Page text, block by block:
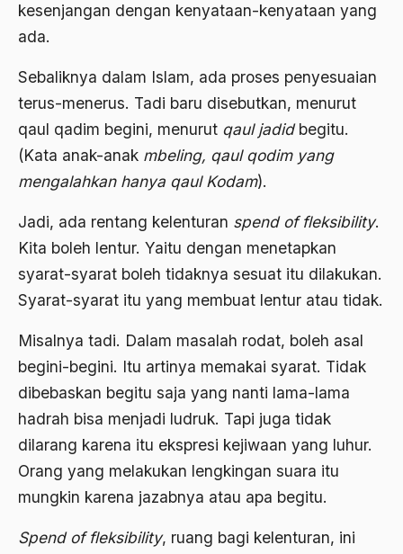
kesenjangan dengan kenyataan-kenyataan yang
ada.
Sebaliknya dalam Islam, ada proses penyesuaian
terus-menerus. Tadi baru disebutkan, menurut
qaul qadim begini, menurut qaul jadidbegitu.
(Kata anak-anak mbeling, qaul qodim yang
mengalahkan hanya qaul Kodam).
Jadi, ada rentang kelenturan spend of fleksibility.
Kita boleh lentur. Yaitu dengan menetapkan
syarat-syarat boleh tidaknya sesuat itu dilakukan.
Syarat-syarat itu yang membuat lentur atau tidak.
Misalnya tadi. Dalam masalah rodat, boleh asal
begini-begini. Itu artinya memakai syarat. Tidak
dibebaskan begitu saja yang nanti lama-lama
hadrah bisa menjadi ludruk. Tapi juga tidak
dilarang karena itu ekspresi kejiwaan yang luhur.
Orang yang melakukan lengkingan suara itu
mungkin karena jazabnya atau apa begitu.
Spend of fleksibility, ruang bagi kelenturan, ini
Agamawan
agraris
Agum Gumelar
Agus Miftah
Ahimsa
ahli fikih
Ahli waris
ahlul sunnah wal jamaah
Ahlussunnah Wal jamaah
Ahmad Benbella
Ahmad Daudy